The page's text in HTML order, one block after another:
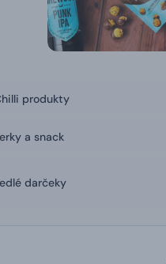
produkty
a snack
darčeky